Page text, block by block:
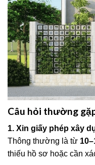
Câu hỏi thường
1. Xin giấy phép xây
Thông thường là từ
thiếu hồ sơ hoặc cần